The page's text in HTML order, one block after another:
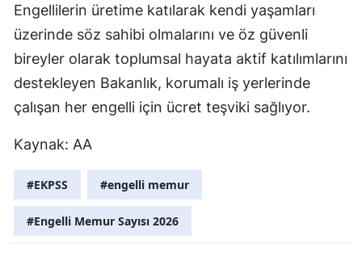
Kütahya
Malatya
Manisa
Engellilerin üretime katılarak kendi yaşamları
üzerinde söz sahibi olmalarını ve öz güvenli
bireyler olarak toplumsal hayata aktif katılımlarını
destekleyen Bakanlık, korumalı iş yerlerinde
çalışan her engelli için ücret teşviki sağlıyor.
Kaynak: AA
#EKPSS #engelli memur
#Engelli Memur Sayısı 2026